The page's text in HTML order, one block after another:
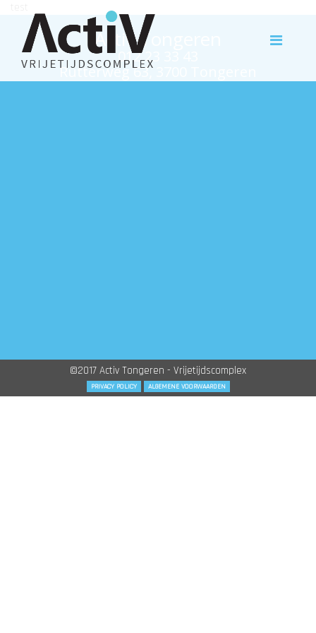
Activ Tongeren
012 23 33 43
Rutterweg 63, 3700 Tongeren
©2017 Activ Tongeren - Vrijetijdscomplex
PRIVACY POLICY ALGEMENE VOORWAARDEN